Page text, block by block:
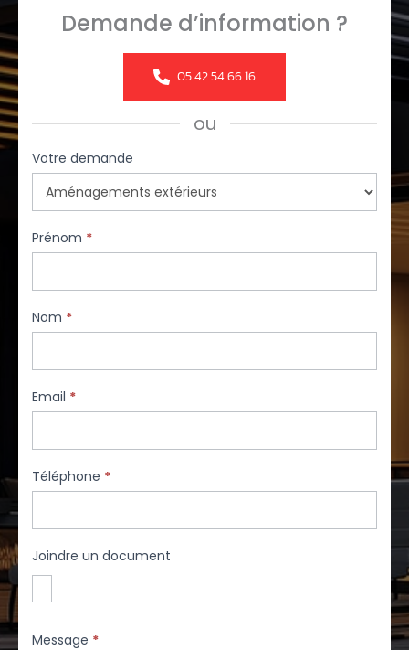
Demande d’information ?
05 42 54 66 16
ou
Formulaire
téléphone
Votre demande
Prénom *
Nom *
Email *
Téléphone *
Joindre un document
Message *